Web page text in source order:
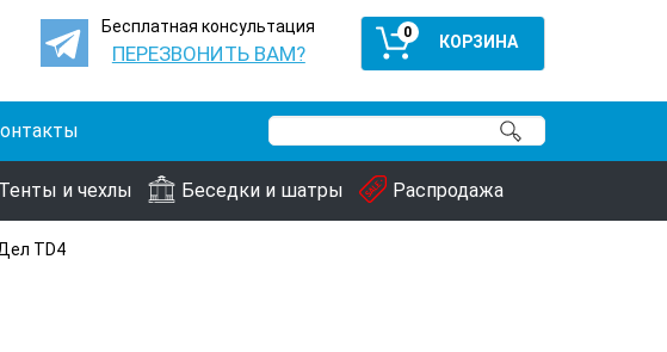
Бесплатная консультация
ПЕРЕЗВОНИТЬ ВАМ?
0
Тенты и чехлы Беседки и шатры Распродажа
TD4